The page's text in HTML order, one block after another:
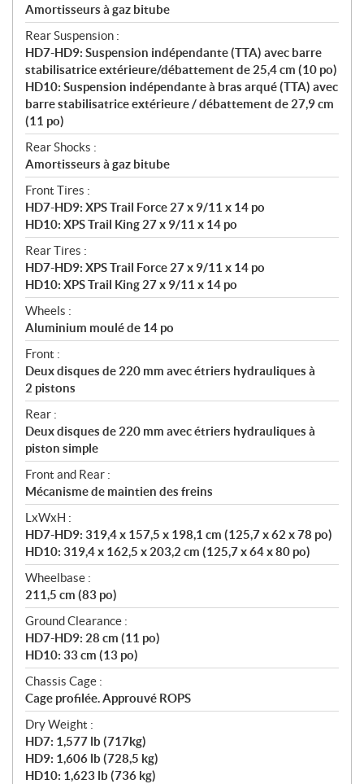
Amortisseurs à gaz bitube
Rear Suspension :
HD7-HD9: Suspension indépendante (TTA) avec barre
stabilisatrice extérieure/débattement de 25,4 cm (10 po)
HD10: Suspension indépendante à bras arqué (TTA) avec
barre stabilisatrice extérieure / débattement de 27,9 cm
(11 po)
Rear Shocks :
Amortisseurs à gaz bitube
Front Tires :
HD7-HD9: XPS Trail Force 27 x 9/11 x 14 po
HD10: XPS Trail King 27 x 9/11 x 14 po
Rear Tires :
HD7-HD9: XPS Trail Force 27 x 9/11 x 14 po
HD10: XPS Trail King 27 x 9/11 x 14 po
Wheels :
Aluminium moulé de 14 po
Front :
Deux disques de 220 mm avec étriers hydrauliques à
2 pistons
Rear :
Deux disques de 220 mm avec étriers hydrauliques à
piston simple
Front and Rear :
Mécanisme de maintien des freins
LxWxH :
HD7-HD9: 319,4 x 157,5 x 198,1 cm (125,7 x 62 x 78 po)
HD10: 319,4 x 162,5 x 203,2 cm (125,7 x 64 x 80 po)
Wheelbase :
211,5 cm (83 po)
Ground Clearance :
HD7-HD9: 28 cm (11 po)
HD10: 33 cm (13 po)
Chassis Cage :
Cage profilée. Approuvé ROPS
Dry Weight :
HD7: 1,577 lb (717kg)
HD9: 1,606 lb (728,5 kg)
HD10: 1,623 lb (736 kg)